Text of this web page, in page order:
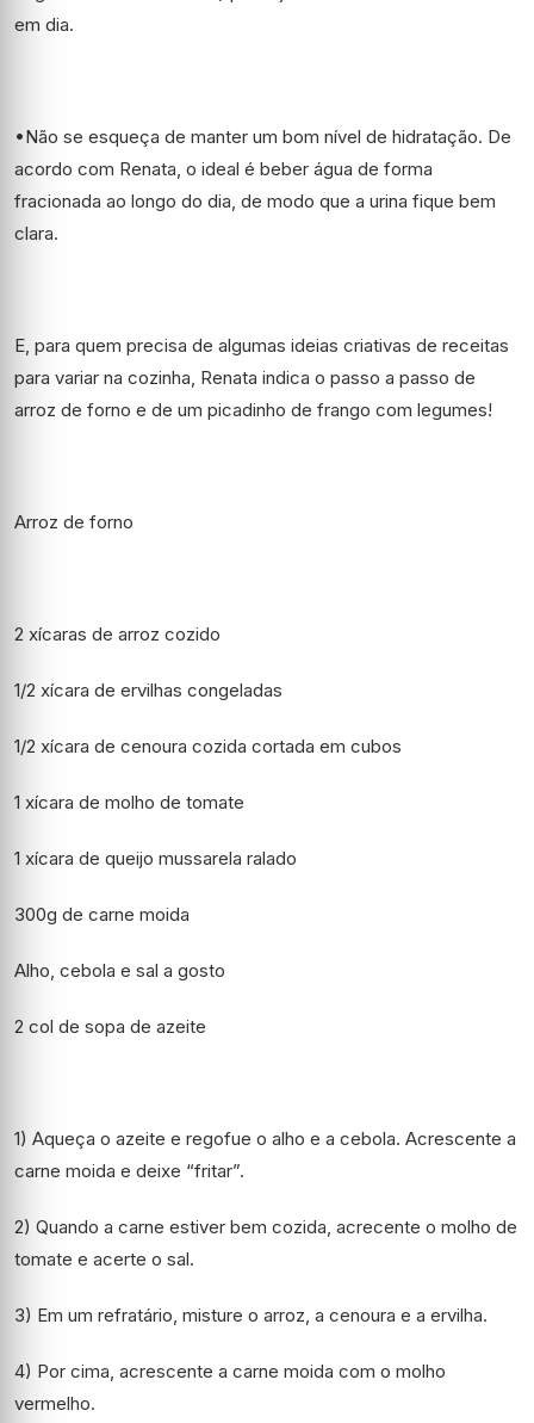
em dia.
•Não se esqueça de manter um bom nível de hidratação. De
acordo com Renata, o ideal é beber água de forma
fracionada ao longo do dia, de modo que a urina fique bem
clara.
E, para quem precisa de algumas ideias criativas de receitas
para variar na cozinha, Renata indica o passo a passo de
arroz de forno e de um picadinho de frango com legumes!
Arroz de forno
2 xícaras de arroz cozido
1/2 xícara de ervilhas congeladas
1/2 xícara de cenoura cozida cortada em cubos
1 xícara de molho de tomate
1 xícara de queijo mussarela ralado
300g de carne moida
Alho, cebola e sal a gosto
2 col de sopa de azeite
1) Aqueça o azeite e regofue o alho e a cebola. Acrescente a
carne moida e deixe “fritar”.
2) Quando a carne estiver bem cozida, acrecente o molho de
tomate e acerte o sal.
3) Em um refratário, misture o arroz, a cenoura e a ervilha.
4) Por cima, acrescente a carne moida com o molho
vermelho.